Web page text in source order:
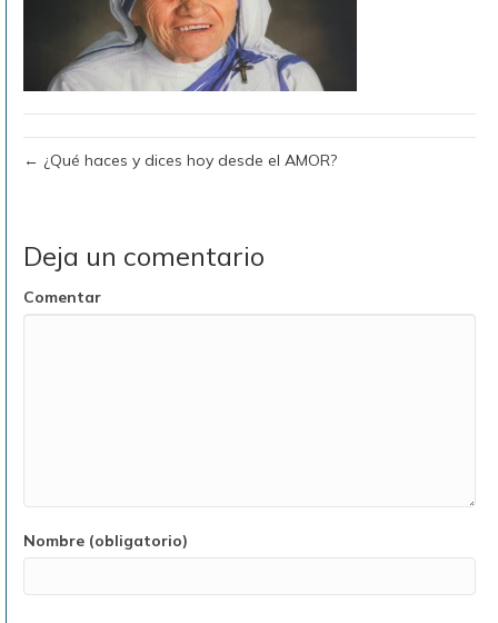
← ¿Qué haces y dices hoy desde el AMOR?
Deja un comentario
Comentar
Nombre (obligatorio)